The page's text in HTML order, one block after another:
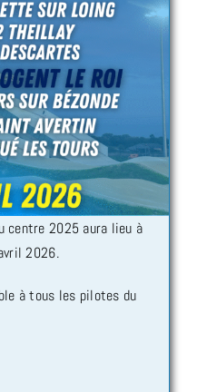
centre 2025 aura lieu à
2026.
à tous les pilotes du